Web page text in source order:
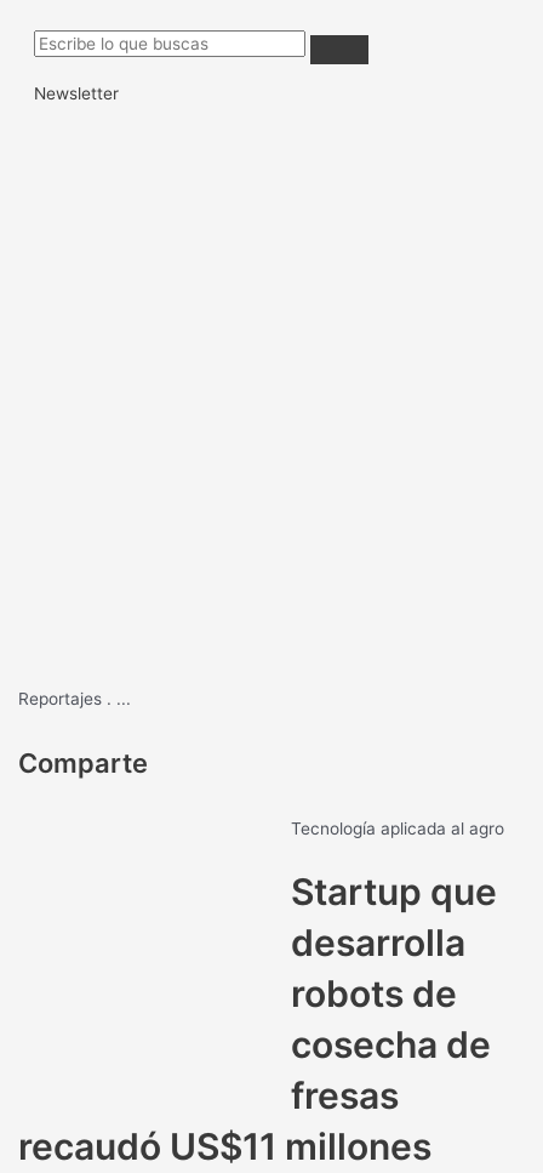
Newsletter
Reportajes . ...
Comparte
Tecnología aplicada al agro
Startup que
desarrolla
robots de
cosecha de
fresas
recaudó US$11 millones